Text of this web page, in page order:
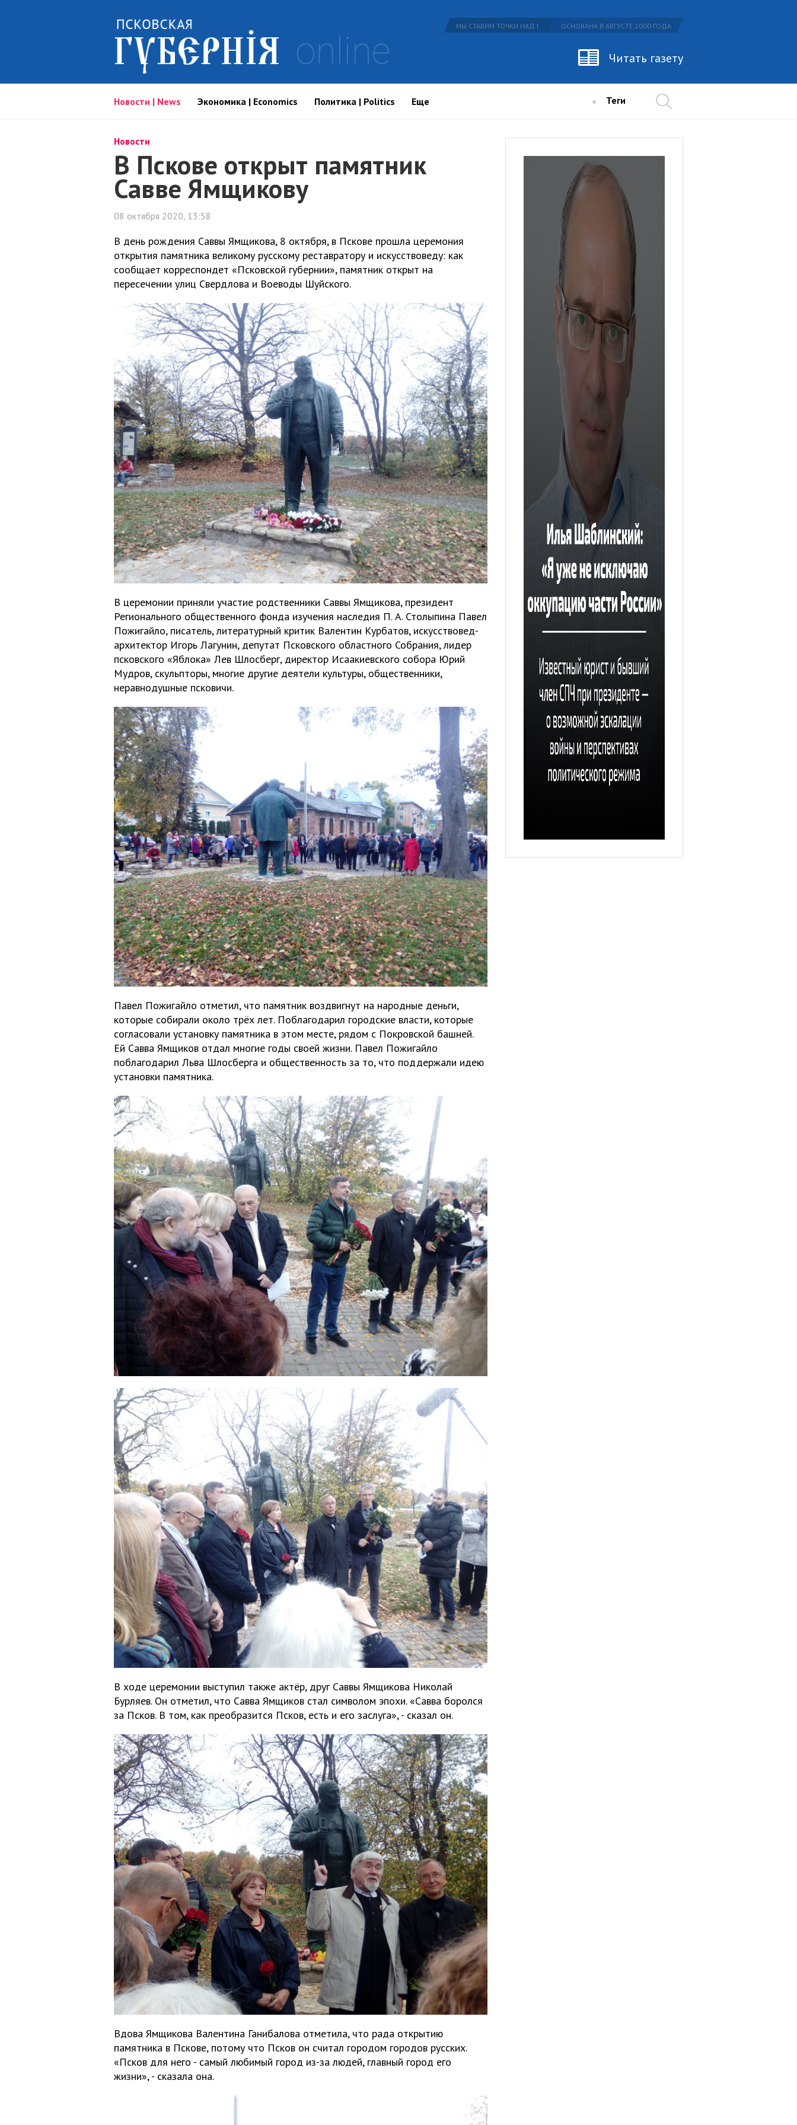
МЫ СТАВИМ ТОЧКИ НАД I ОСНОВАНА В АВГУСТЕ 2000 ГОДА
Читать газету
Новости | News Экономика | Economics Политика | Politics Еще Теги
Новости
В Пскове открыт памятник
Савве Ямщикову
08 октября 2020, 13:58
В день рождения Саввы Ямщикова, 8 октября, в Пскове прошла церемония
открытия памятника великому русскому реставратору и искусствоведу: как
сообщает корреспондет «Псковской губернии», памятник открыт на
пересечении улиц Свердлова и Воеводы Шуйского.
В церемонии приняли участие родственники Саввы Ямщикова, президент
Регионального общественного фонда изучения наследия П. А. Столыпина Павел
Пожигайло, писатель, литературный критик Валентин Курбатов, искусствовед-
архитектор Игорь Лагунин, депутат Псковского областного Собрания, лидер
псковского «Яблока» Лев Шлосберг, директор Исаакиевского собора Юрий
Мудров, скульпторы, многие другие деятели культуры, общественники,
неравнодушные псковичи.
Павел Пожигайло отметил, что памятник воздвигнут на народные деньги,
которые собирали около трёх лет. Поблагодарил городские власти, которые
согласовали установку памятника в этом месте, рядом с Покровской башней.
Ей Савва Ямщиков отдал многие годы своей жизни. Павел Пожигайло
поблагодарил Льва Шлосберга и общественность за то, что поддержали идею
установки памятника.
В ходе церемонии выступил также актёр, друг Саввы Ямщикова Николай
Бурляев. Он отметил, что Савва Ямщиков стал символом эпохи. «Савва боролся
за Псков. В том, как преобразится Псков, есть и его заслуга», - сказал он.
Вдова Ямщикова Валентина Ганибалова отметила, что рада открытию
памятника в Пскове, потому что Псков он считал городом городов русских.
«Псков для него - самый любимый город из-за людей, главный город его
жизни», - сказала она.